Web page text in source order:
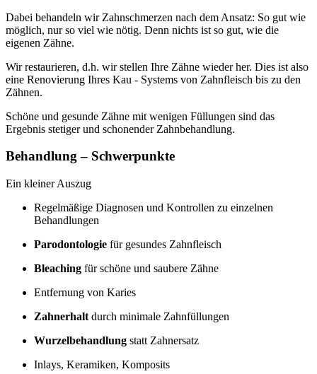
Dabei behandeln wir Zahnschmerzen nach dem Ansatz: So gut wie
möglich, nur so viel wie nötig. Denn nichts ist so gut, wie die
eigenen Zähne.
Wir restaurieren, d.h. wir stellen Ihre Zähne wieder her. Dies ist also
eine Renovierung Ihres Kau - Systems von Zahnfleisch bis zu den
Zähnen.
Schöne und gesunde Zähne mit wenigen Füllungen sind das
Ergebnis stetiger und schonender Zahnbehandlung.
Behandlung – Schwerpunkte
Ein kleiner Auszug
Regelmäßige Diagnosen und Kontrollen zu einzelnen
Behandlungen
Parodontologie für gesundes Zahnfleisch
Bleaching für schöne und saubere Zähne
Entfernung von Karies
Zahnerhalt durch minimale Zahnfüllungen
Wurzelbehandlung statt Zahnersatz
Inlays, Keramiken, Komposits